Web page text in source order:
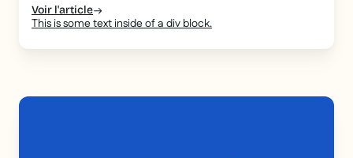
Voir l'article
This is some text inside of a div block.